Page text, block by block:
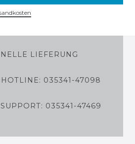
LIEFERUNG
HOTLINE: 035341-47098
035341-47469